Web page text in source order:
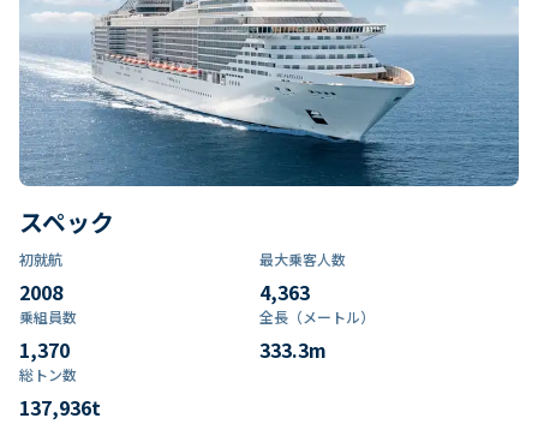
スペック
初就航
2008
最大乗客人数
4,363
乗組員数​
1,370
全長（メートル）
333.3m
総トン数​
137,936t